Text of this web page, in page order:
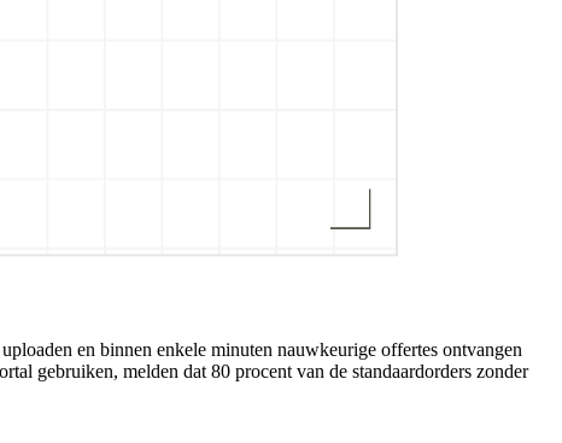
en binnen enkele minuten nauwkeurige offertes ontvangen
gebruiken, melden dat 80 procent van de standaardorders zonder